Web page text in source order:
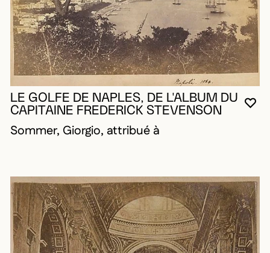
LE GOLFE DE NAPLES, DE L'ALBUM DU
CAPITAINE FREDERICK STEVENSON
Sommer, Giorgio, attribué à